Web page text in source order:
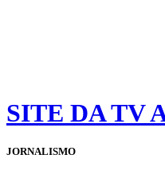
SITE DA TV
JORNALISMO